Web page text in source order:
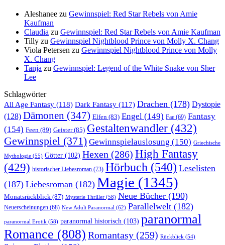
Aleshanee zu Gewinnspiel: Red Star Rebels von Amie
Kaufman
Claudia zu Gewinnspiel: Red Star Rebels von Amie Kaufman
Tilly zu Gewinnspiel Nightblood Prince von Molly X. Chang
Viola Petersen zu Gewinnspiel Nightblood Prince von Molly
X. Chang
Tanja zu Gewinnspiel: Legend of the White Snake von Sher
Lee
Schlagwörter
All Age Fantasy (118) Dark Fantasy (117) Drachen (178) Dystopie
(128) Dämonen (347) Elfen (83) Engel (149) Fae (69) Fantasy
(154) Feen (89) Geister(85) Gestaltenwandler (432)
Gewinnspiel (371) Gewinnspielauslosung (150) Griechische
Mythologie (55) Götter (102) Hexen (286) High Fantasy
(429) historischer Liebesroman (73) Hörbuch (540) Leselisten
(187) Liebesroman (182) Magie (1345)
Monatsrückblick (87) Mysterie Thriller (58) Neue Bücher (190)
Neuerscheinungen (68) New Adult Paranormal (62) Parallelwelt (182)
paranormal Erotik (58) paranormal historisch (103) paranormal
Romance (808) Romantasy (259) Rückblick (54)